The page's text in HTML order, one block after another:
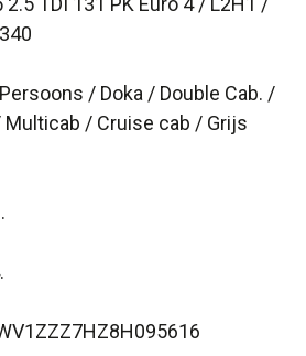
/ Doka / Double Cab. /
/ Cruise cab / Grijs